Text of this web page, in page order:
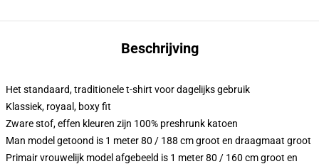
Beschrijving
Het standaard, traditionele t-shirt voor dagelijks gebruik
Klassiek, royaal, boxy fit
Zware stof, effen kleuren zijn 100% preshrunk katoen
Man model getoond is 1 meter 80 / 188 cm groot en draagmaat groot
Primair vrouwelijk model afgebeeld is 1 meter 80 / 160 cm groot en